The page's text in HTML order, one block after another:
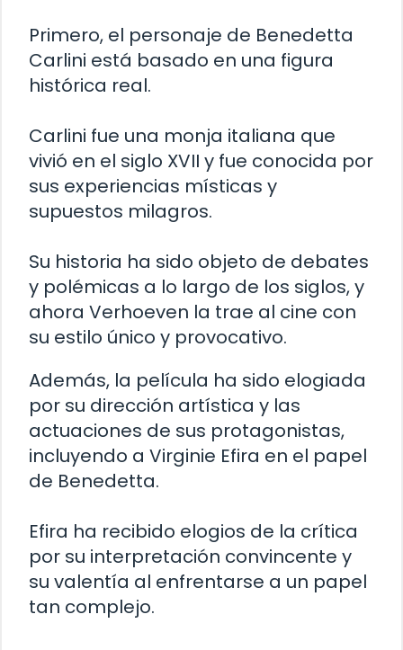
Primero, el personaje de Benedetta
Carlini está basado en una figura
histórica real.
Carlini fue una monja italiana que
vivió en el siglo XVII y fue conocida por
sus experiencias místicas y
supuestos milagros.
Su historia ha sido objeto de debates
y polémicas a lo largo de los siglos, y
ahora Verhoeven la trae al cine con
su estilo único y provocativo.
Además, la película ha sido elogiada
por su dirección artística y las
actuaciones de sus protagonistas,
incluyendo a Virginie Efira en el papel
de Benedetta.
Efira ha recibido elogios de la crítica
por su interpretación convincente y
su valentía al enfrentarse a un papel
tan complejo.